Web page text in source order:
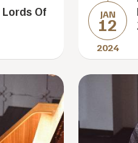
Of
JAN
12
2024